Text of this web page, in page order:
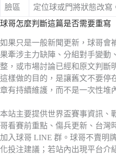
臉區
定位球或門將狀態改寫
球哥怎麼判斷這篇是否需要重寫
如果只是一般新聞更新，球哥會
果牽涉主力缺陣、分組對手變動
整，或市場討論已經和原文判斷
這樣做的目的，是讓舊文不要停
章有持續維護，而不是一次性堆
本站主要提供世界盃賽事資訊、
哥看賽前重點、傷兵更新、台灣
加入球哥 LINE 群。球哥不賣明
化投注建議；若站內出現平台介